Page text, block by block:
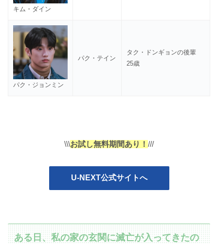
キム・ダイン
パク・ジョンミン
パク・テイン
タク・ドンギョンの後輩
25歳
\\\お試し無料期間あり！ ///
U-NEXT公式サイトへ
ある日、私の家の玄関に滅亡が入ってきたの